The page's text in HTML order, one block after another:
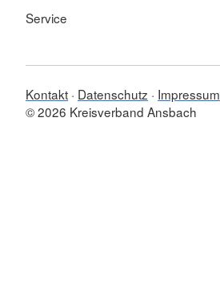
Service
Kontakt Datenschutz
Impressum
© 2026 Kreisverband Ansbach